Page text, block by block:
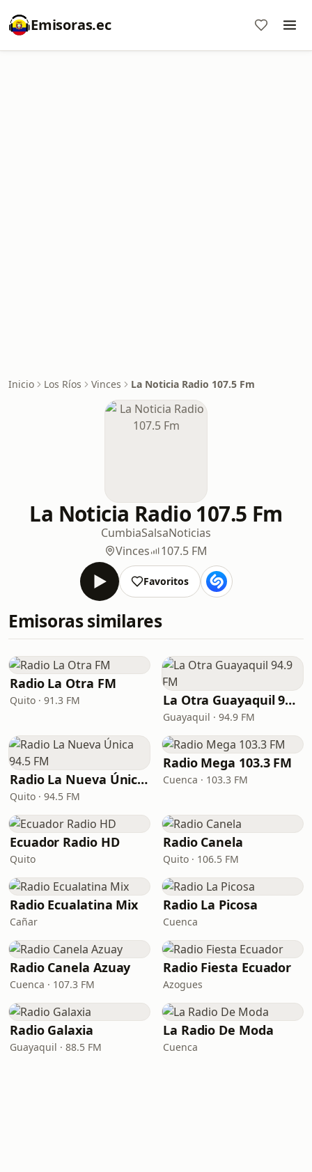
Emisoras.ec
Inicio Los Ríos Vinces La Noticia Radio 107.5 Fm
La Noticia Radio 107.5 Fm
CumbiaSalsaNoticias
Vinces
107.5 FM
Favoritos
Emisoras similares
Radio La Otra FM
Quito · 91.3 FM La Otra Guayaquil 94.9 FM
Guayaquil · 94.9 FM
Radio La Nueva Única 94.5 FM
Quito · 94.5 FM
Radio Mega 103.3 FM
Cuenca · 103.3 FM
Ecuador Radio HD
Quito
Radio Canela
Quito · 106.5 FM
Radio Ecualatina Mix
Cañar
Radio La Picosa
Cuenca
Radio Canela Azuay
Cuenca · 107.3 FM
Radio Fiesta Ecuador
Azogues
Radio Galaxia
Guayaquil · 88.5 FM
La Radio De Moda
Cuenca